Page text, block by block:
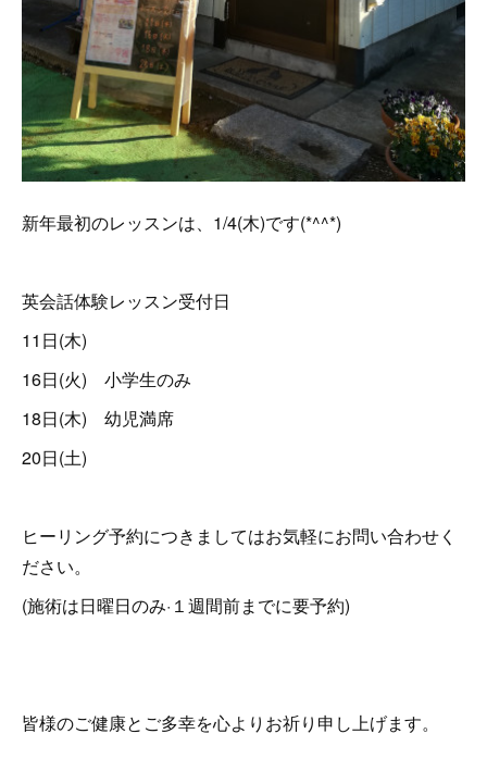
新年最初のレッスンは、1/4(木)です(*^^*)
英会話体験レッスン受付日
11日(木)
16日(火) 小学生のみ
18日(木) 幼児満席
20日(土)
ヒーリング予約につきましてはお気軽にお問い合わせく
ださい。
(施術は日曜日のみ·１週間前までに要予約)
皆様のご健康とご多幸を心よりお祈り申し上げます。